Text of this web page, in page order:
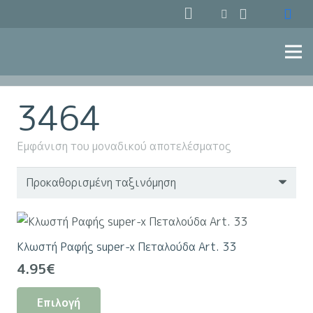
3464
Εμφάνιση του μοναδικού αποτελέσματος
Κλωστή Ραφής super-x Πεταλούδα Art. 33
4.95€
Επιλογή